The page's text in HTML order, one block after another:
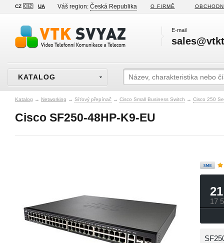
CZ 🇨🇿 UA Váš region: Česká Republika O FIRMĚ
E-mail
KATALOG
Katalog → Networking → Síťový přepínač → Cisco Small Business Switch → Cisco 250
Cisco SF250-48HP-K9-EU
17